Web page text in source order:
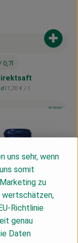
hinzufügen
0,7l
, Referenzpreis:
11,70 € / l
, Verband:
, Kontrollstelle:
DE-ÖKO-007
uns sehr, wenn
somit
zu
wertschätzen,
Richtlinie
genau
Daten